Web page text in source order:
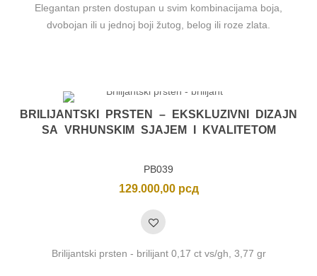
Elegantan prsten dostupan u svim kombinacijama boja,
dvobojan ili u jednoj boji žutog, belog ili roze zlata.
BRILIJANTSKI PRSTEN – EKSKLUZIVNI DIZAJN
SA VRHUNSKIM SJAJEM I KVALITETOM
PB039
129.000,00 рсд
Brilijantski prsten - brilijant 0,17 ct vs/gh, 3,77 gr